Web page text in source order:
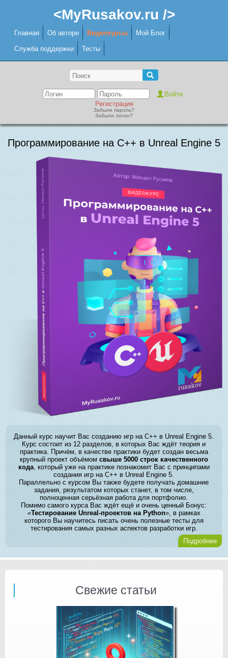
<MyRusakov.ru />
Главная Об авторе Видеокурсы Мой Блог
Служба поддержки Тесты
Регистрация
Забыли пароль?
Забыли логин?
Программирование на C++ в Unreal Engine 5
Данный курс научит Вас созданию игр на C++ в Unreal Engine 5.
Курс состоит из 12 разделов, в которых Вас ждёт теория и
практика. Причём, в качестве практики будет создан весьма
крупный проект объёмом свыше 5000 строк качественного
кода, который уже на практике познакомит Вас с принципами
создания игр на C++ в Unreal Engine 5.
Параллельно с курсом Вы также будете получать домашние
задания, результатом которых станет, в том числе,
полноценная серьёзная работа для портфолио.
Помимо самого курса Вас ждёт ещё и очень ценный Бонус:
«Тестирование Unreal-проектов на Python», в рамках
которого Вы научитесь писать очень полезные тесты для
тестирования самых разных аспектов разработки игр.
Подробнее
Свежие статьи